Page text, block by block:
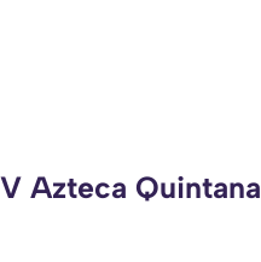
Azteca Quintana